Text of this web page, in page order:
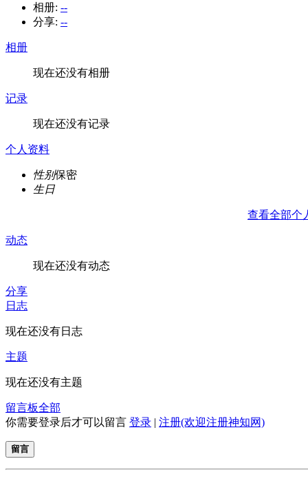
相册: --
分享: --
相册
现在还没有相册
记录
现在还没有记录
个人资料
性别保密
生日
查看全部个
动态
现在还没有动态
分享
日志
现在还没有日志
主题
现在还没有主题
留言板全部
你需要登录后才可以留言 登录 | 注册(欢迎注册神知网)
留言